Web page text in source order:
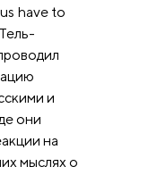
have to
и
они
на
мыслях о